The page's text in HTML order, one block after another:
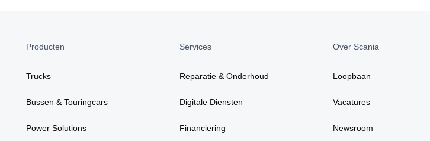
Producten
Trucks
Bussen & Touringcars
Power Solutions
Services
Reparatie & Onderhoud
Digitale Diensten
Financiering
Over Scania
Loopbaan
Vacatures
Newsroom